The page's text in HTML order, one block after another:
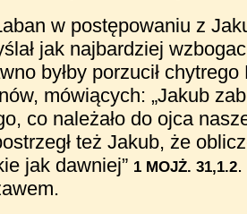
w postępowaniu z
jak najbardziej
byłby porzucił
mówiących: „Jakub
co należało do ojca
też Jakub, że
jak dawniej” 1 MOJŻ. 31,1.2